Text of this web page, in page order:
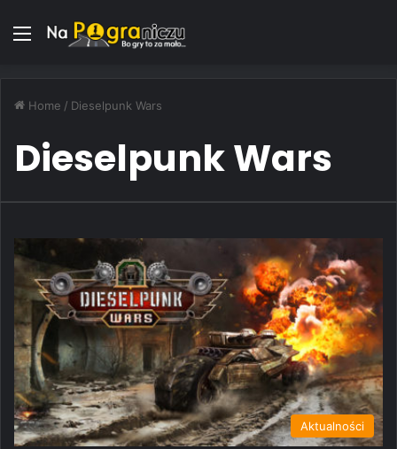
Menu
Home / Dieselpunk Wars
Dieselpunk Wars
Aktualności